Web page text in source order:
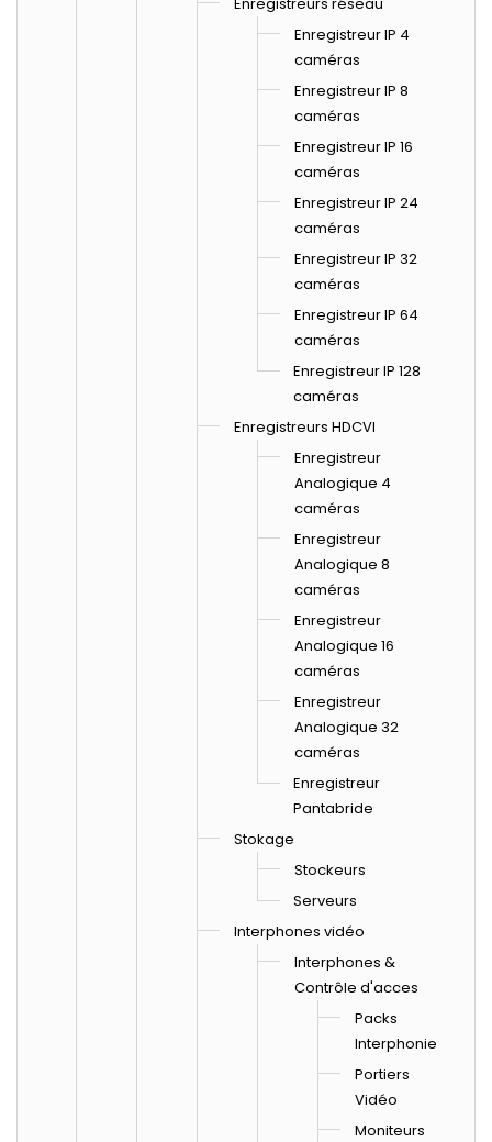
Enregistreur IP 4
caméras
Enregistreur IP 8
caméras
Enregistreur IP 16
caméras
Enregistreur IP 24
caméras
Enregistreur IP 32
caméras
Enregistreur IP 64
caméras
Enregistreur IP 128
caméras
Enregistreurs HDCVI
Enregistreur
Analogique 4
caméras
Enregistreur
Analogique 8
caméras
Enregistreur
Analogique 16
caméras
Enregistreur
Analogique 32
caméras
Enregistreur
Pantabride
Stokage
Stockeurs
Serveurs
Interphones vidéo
Interphones &
Contrôle d'acces
Packs
Interphonie
Portiers
Vidéo
Moniteurs